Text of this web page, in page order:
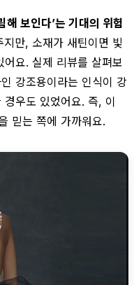
보인다’는 기대의 위험
만, 소재가 새틴이면 빛
요. 실제 리뷰를 살펴보
강조용이라는 인식이 강
우도 있었어요. 즉, 이
믿는 쪽에 가까워요.